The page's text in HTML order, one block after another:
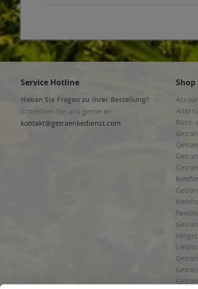
Service Hotline
Haben Sie Fragen zu Ihrer Bestellung?
Schreiben Sie uns gerne an
kontakt@getraenkedienst.com
Shop
Büro-